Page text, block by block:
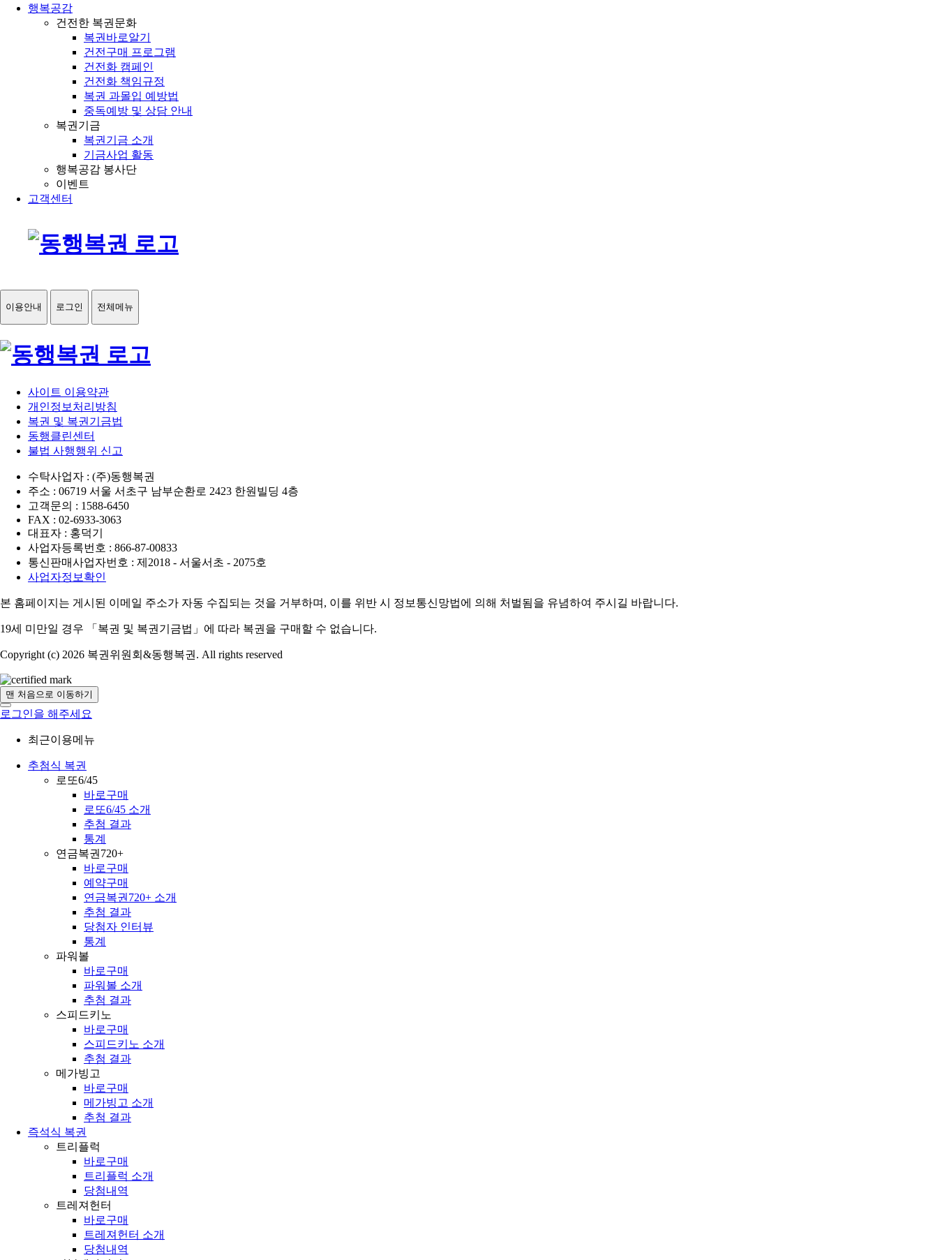
행복공감
건전한 복권문화
복권바로알기
건전구매 프로그램
건전화 캠페인
건전화 책임규정
복권 과몰입 예방법
중독예방 및 상담 안내
복권기금
복권기금 소개
기금사업 활동
행복공감 봉사단
이벤트
고객센터
이용안내 로그인 전체메뉴
사이트 이용약관
개인정보처리방침
복권 및 복권기금법
동행클린센터
불법 사행행위 신고
수탁사업자 : (주)동행복권
주소 : 06719 서울 서초구 남부순환로 2423 한원빌딩 4층
고객문의 : 1588-6450
FAX : 02-6933-3063
대표자 : 홍덕기
사업자등록번호 : 866-87-00833
통신판매사업자번호 : 제2018 - 서울서초 - 2075호
사업자정보확인
본 홈페이지는 게시된 이메일 주소가 자동 수집되는 것을 거부하며, 이를 위반 시 정보통신망법에 의해 처벌됨을 유념하여 주시길 바랍니다.
19세 미만일 경우 「복권 및 복권기금법」에 따라 복권을 구매할 수 없습니다.
Copyright (c) 2026 복권위원회&동행복권. All rights reserved
맨 처음으로 이동하기
로그인을 해주세요
최근이용메뉴
추첨식 복권
로또6/45
바로구매
로또6/45 소개
추첨 결과
통계
연금복권720+
바로구매
예약구매
연금복권720+ 소개
추첨 결과
당첨자 인터뷰
통계
파워볼
바로구매
파워볼 소개
추첨 결과
스피드키노
바로구매
스피드키노 소개
추첨 결과
메가빙고
바로구매
메가빙고 소개
추첨 결과
즉석식 복권
트리플럭
바로구매
트리플럭 소개
당첨내역
트레져헌터
바로구매
트레져헌터 소개
당첨내역